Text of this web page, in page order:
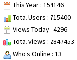
This Year : 154146
Total Users : 715400
Views Today : 4296
Total views : 2847453
Who's Online : 13